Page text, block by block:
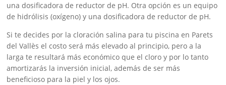
una dosificadora de reductor de pH. Otra opción es un equipo
de hidrólisis (oxígeno) y una dosificadora de reductor de pH.
Si te decides por la cloración salina para tu piscina en Parets
del Vallès el costo será más elevado al principio, pero a la
larga te resultará más económico que el cloro y por lo tanto
amortizarás la inversión inicial, además de ser más
beneficioso para la piel y los ojos.